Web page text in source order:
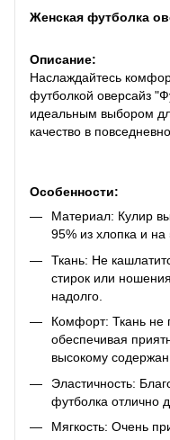
Женская футболка
Описание:
Наслаждайтесь
футболкой оверсайз
идеальным выбором
качество в
Особенности:
Материал: Кулир
95% из хлопка и на
Ткань: Не
стирок или
надолго.
Комфорт: Ткань не
обеспечивая
высокому
Эластичность:
футболка отлично
Мягкость: Очень